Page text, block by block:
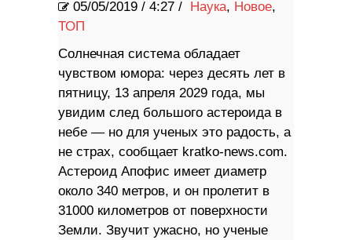
05/05/2019 / 4:27 / Наука, Новое,
ТОП
Солнечная система обладает
чувством юмора: через десять лет в
пятницу, 13 апреля 2029 года, мы
увидим след большого астероида в
небе — но для ученых это радость, а
не страх, сообщает kratko-news.com.
Астероид Апофис имеет диаметр
около 340 метров, и он пролетит в
31000 километров от поверхности
Земли. Звучит ужасно, но ученые